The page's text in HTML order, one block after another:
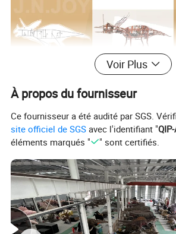
Voir Plus
À propos du fournisseur
Ce fournisseur a été audité par SGS.
site officiel de SGS avec l'identifiant "
éléments marqués "
" sont certifiés.